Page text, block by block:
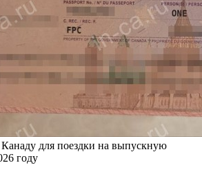
Канаду для поездки на выпускную
году